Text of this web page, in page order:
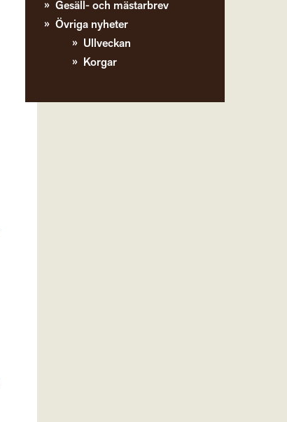
Gesäll- och mästarbrev
Övriga nyheter
Ullveckan
Korgar